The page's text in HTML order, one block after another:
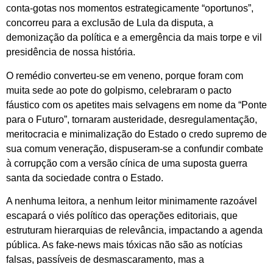
conta-gotas nos momentos estrategicamente “oportunos”,
concorreu para a exclusão de Lula da disputa, a
demonização da política e a emergência da mais torpe e vil
presidência de nossa história.
O remédio converteu-se em veneno, porque foram com
muita sede ao pote do golpismo, celebraram o pacto
fáustico com os apetites mais selvagens em nome da “Ponte
para o Futuro”, tornaram austeridade, desregulamentação,
meritocracia e minimalização do Estado o credo supremo de
sua comum veneração, dispuseram-se a confundir combate
à corrupção com a versão cínica de uma suposta guerra
santa da sociedade contra o Estado.
A nenhuma leitora, a nenhum leitor minimamente razoável
escapará o viés político das operações editoriais, que
estruturam hierarquias de relevância, impactando a agenda
pública. As fake-news mais tóxicas não são as notícias
falsas, passíveis de desmascaramento, mas a